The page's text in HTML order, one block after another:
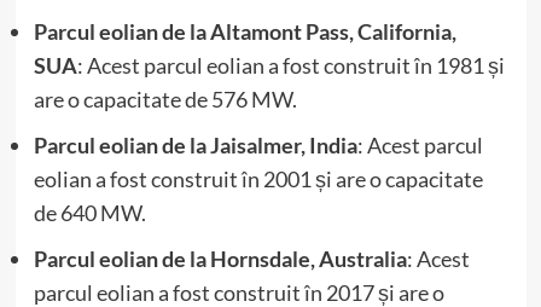
Parcul eolian de la Altamont Pass, California,
SUA: Acest parcul eolian a fost construit în 1981 și
are o capacitate de 576 MW.
Parcul eolian de la Jaisalmer, India: Acest parcul
eolian a fost construit în 2001 și are o capacitate
de 640 MW.
Parcul eolian de la Hornsdale, Australia: Acest
parcul eolian a fost construit în 2017 și are o